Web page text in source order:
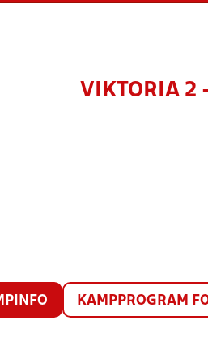
VIKTORIA 2
KAMPPROGRAM